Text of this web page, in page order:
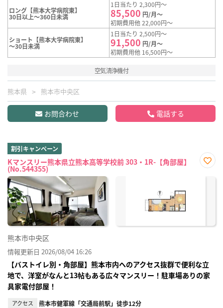
ロング【熊本大学病院東】
30日以上～360日未満
1日当たり 2,300円～
85,500 円/月～
初期費用他 22,000円～
ショート【熊本大学病院東】
～30日未満
1日当たり 2,500円～
91,500 円/月～
初期費用他 16,500円～
空気清浄機付
熊本県 熊本市中央区
お問合わせ 電話する
割引キャンペーン
Kマンスリー熊本県立熊本高等学校前 303・1R-【角部屋】
(No.544355)
に入
熊本市中央区
情報更新日 2026/08/04 16:26
【バストイレ別・角部屋】熊本市内へのアクセス抜群で便利な立
地で、洋室がなんと13帖もある広々マンスリー！駐車場ありの家
具家電付部屋！
アクセス 熊本市健軍線「交通局前駅」徒歩12分